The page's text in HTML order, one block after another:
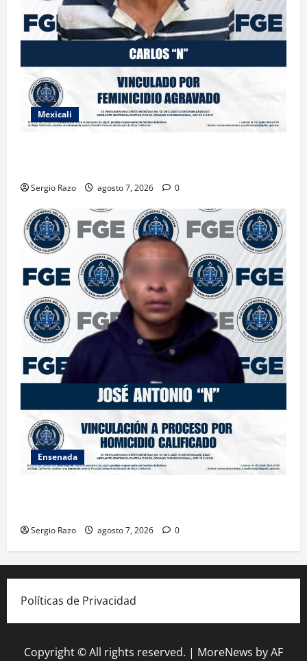
Mexicali
Sergio Razo agosto 7, 2026 0
Ensenada
Sergio Razo agosto 7, 2026 0
Políticas de Privacidad
Copyright © All rights reserved. | MoreNews by AF